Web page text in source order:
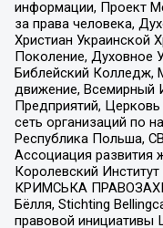
информации, Проект
за права человека,
Христиан Украинской
Поколение, Духовное
Библейский Колледж,
движение, Всемирный
Предприятий, Церковь
сеть организаций по
Республика Польша,
Ассоциация развития
Королевский
КРИМСЬКА
Бёлля, Stichting
правовой инициативы